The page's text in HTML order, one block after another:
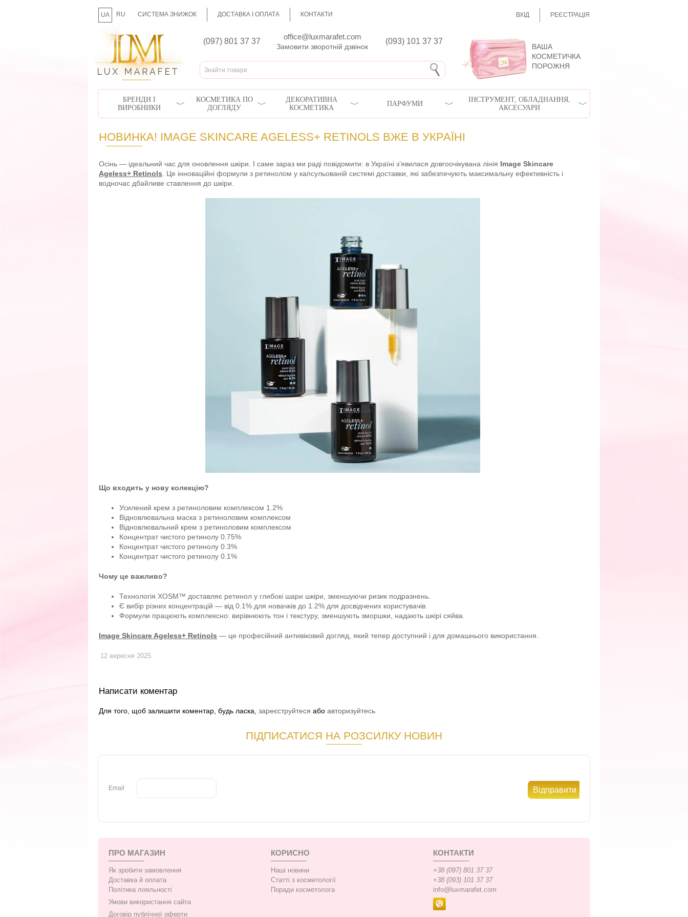
UA RU СИСТЕМА ЗНИЖОК ДОСТАВКА І ОПЛАТА КОНТАКТИ ВХІД РЕЄСТРАЦІЯ
(097) 801 37 37
office@luxmarafet.com
(093) 101 37 37
Замовити зворотній дзвінок
ВАША
КОСМЕТИЧКА
ПОРОЖНЯ
БРЕНДИ І
ВИРОБНИКИ
КОСМЕТИКА ПО
ДОГЛЯДУ
ДЕКОРАТИВНА
КОСМЕТИКА
ПАРФУМИ
ІНСТРУМЕНТ, ОБЛАДНАННЯ,
АКСЕСУАРИ
НОВИНКА! IMAGE SKINCARE AGELESS+ RETINOLS ВЖЕ В УКРАЇНІ
Осінь — ідеальний час для оновлення шкіри. І саме зараз ми раді повідомити: в Україні з’явилася довгоочікувана лінія Image Skincare
Ageless+ Retinols . Це інноваційні формули з ретинолом у капсульованій системі доставки, які забезпечують максимальну ефективність і
водночас дбайливе ставлення до шкіри.
Що входить у нову колекцію?
Усилений крем з ретиноловим комплексом 1.2%
Відновлювальна маска з ретиноловим комплексом
Відновлювальний крем з ретиноловим комплексом
Концентрат чистого ретинолу 0.75%
Концентрат чистого ретинолу 0.3%
Концентрат чистого ретинолу 0.1%
Чому це важливо?
Технологія XOSM™ доставляє ретинол у глибокі шари шкіри, зменшуючи ризик подразнень.
Є вибір різних концентрацій — від 0.1% для новачків до 1.2% для досвідчених користувачів.
Формули працюють комплексно: вирівнюють тон і текстуру, зменшують зморшки, надають шкірі сяйва.
Image Skincare Ageless+ Retinols — це професійний антивіковий догляд, який тепер доступний і для домашнього використання.
12 вересня 2025
Написати коментар
Для того, щоб залишити коментар, будь ласка, зареєструйтеся або авторизуйтесь
ПІДПИСАТИСЯ НА РОЗСИЛКУ НОВИН
Email
ПРО МАГАЗИН
Як зробити замовлення
Доставка й оплата
Політика лояльності
Умови використання сайта
Договір публічної оферти
КОРИСНО
Наші новини
Статті з косметології
Поради косметолога
КОНТАКТИ
+38 (097) 801 37 37
+38 (093) 101 37 37
info@luxmarafet.com